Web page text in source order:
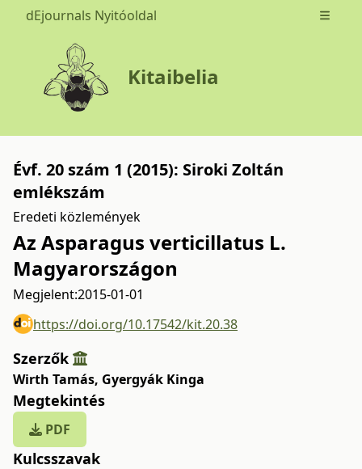
dEjournals Nyitóoldal Open
Kitaibelia
Évf. 20 szám 1 (2015): Siroki Zoltán
emlékszám
Eredeti közlemények
Az Asparagus verticillatus L.
Magyarországon
Megjelent:2015-01-01
https://doi.org/10.17542/kit.20.38
Szerzők
Wirth Tamás, Gyergyák Kinga
Megtekintés
PDF
Kulcsszavak